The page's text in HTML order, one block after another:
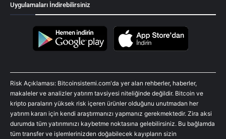
Uygulamaları İndirebilirsiniz
Risk Açıklaması: Bitcoinsistemi.com'da yer alan rehberler, haberler,
makaleler ve analizler yatırım tavsiyesi niteliğinde değildir. Bitcoin ve
kripto paraların yüksek risk içeren ürünler olduğunu unutmadan her
yatırım kararı için kendi araştırmanızı yapmanız gerekmektedir. Zira aksi
durumda tüm yatırımınızı kaybetme noktasına gelebilirsiniz. Bu bağlamda
tüm transfer ve işlemlerinizden doğabilecek kayıpların sizin